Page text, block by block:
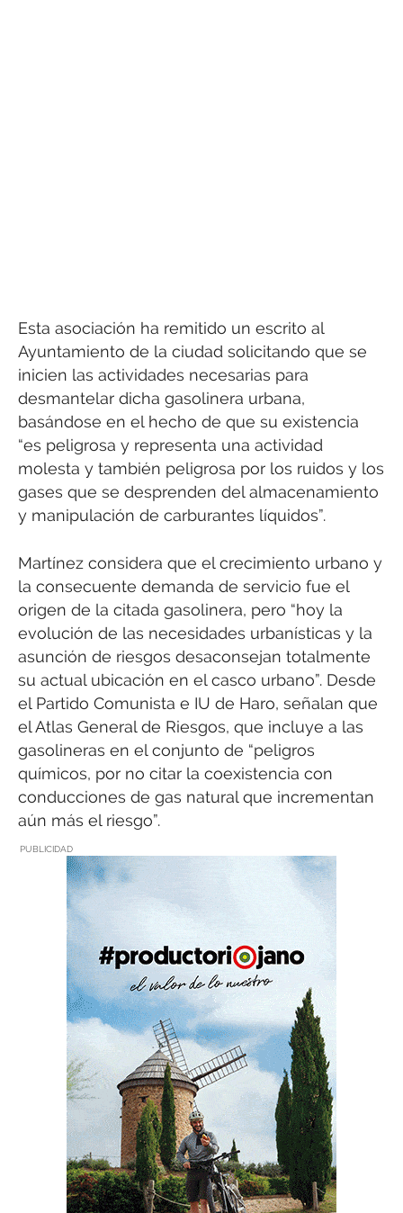
Esta asociación ha remitido un escrito al
Ayuntamiento de la ciudad solicitando que se
inicien las actividades necesarias para
desmantelar dicha gasolinera urbana,
basándose en el hecho de que su existencia
“es peligrosa y representa una actividad
molesta y también peligrosa por los ruidos y los
gases que se desprenden del almacenamiento
y manipulación de carburantes líquidos”.
Martínez considera que el crecimiento urbano y
la consecuente demanda de servicio fue el
origen de la citada gasolinera, pero “hoy la
evolución de las necesidades urbanísticas y la
asunción de riesgos desaconsejan totalmente
su actual ubicación en el casco urbano”. Desde
el Partido Comunista e IU de Haro, señalan que
el Atlas General de Riesgos, que incluye a las
gasolineras en el conjunto de “peligros
químicos, por no citar la coexistencia con
conducciones de gas natural que incrementan
aún más el riesgo”.
PUBLICIDAD